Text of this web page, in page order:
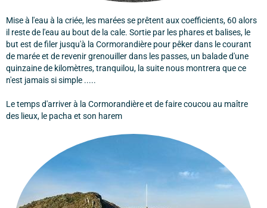
Mise à l'eau à la criée, les marées se prêtent aux coefficients, 60 alors
il reste de l'eau au bout de la cale. Sortie par les phares et balises, le
but est de filer jusqu'à la Cormorandière pour pêker dans le courant
de marée et de revenir grenouiller dans les passes, un balade d'une
quinzaine de kilomètres, tranquilou, la suite nous montrera que ce
n'est jamais si simple .....
Le temps d'arriver à la Cormorandière et de faire coucou au maître
des lieux, le pacha et son harem